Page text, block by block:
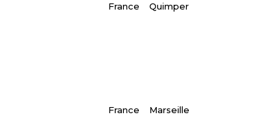
France Quimper
France Marseille